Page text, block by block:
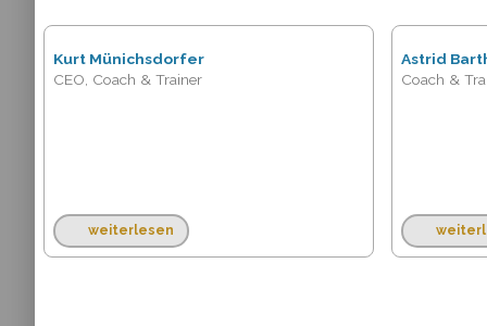
Kurt Münichsdorfer
CEO, Coach & Trainer
weiterlesen
Astrid
Coach &